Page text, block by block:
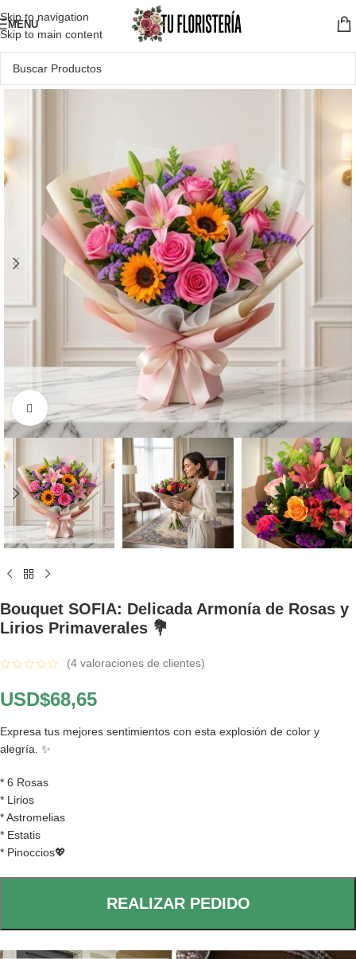
Skip to navigation
Skip to main content
MENU
Click to enlarge
Bouquet SOFIA: Delicada Armonía de Rosas y
Lirios Primaverales 💐
(4 valoraciones de clientes)
USD$68,65
Expresa tus mejores sentimientos con esta explosión de color y
alegría. ✨
* 6 Rosas
* Lirios
* Astromelias
* Estatis
* Pinoccios💖
REALIZAR PEDIDO